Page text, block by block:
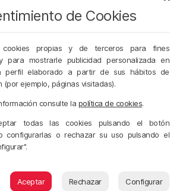
de Cookies
cookies propias y de terceros para fines
para mostrarle publicidad personalizada en
perfil elaborado a partir de sus hábitos de
(por ejemplo, páginas visitadas).
consulte la política de cookies.
todas las cookies pulsando el botón
configurarlas o rechazar su uso pulsando el
Aceptar Rechazar Configurar